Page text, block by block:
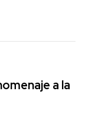
a la